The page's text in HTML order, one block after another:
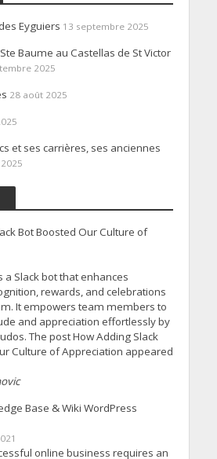
Eyguiers 13 septembre 2025
Baume au Castellas de St Victor
2025
28 août 2025
et ses carrières, ses anciennes
Bot Boosted Our Culture of
a Slack bot that enhances
rewards, and celebrations
It empowers team members to
and appreciation effortlessly by
The post How Adding Slack
Culture of Appreciation appeared
Base & Wiki WordPress
online business requires an